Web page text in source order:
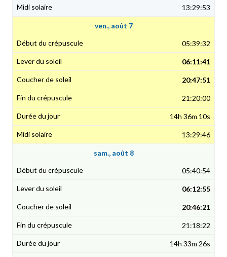
13:29:53
ven., août 7
05:39:32
06:11:41
20:47:51
21:20:00
14h 36m 10s
13:29:46
sam., août 8
05:40:54
06:12:55
20:46:21
21:18:22
14h 33m 26s